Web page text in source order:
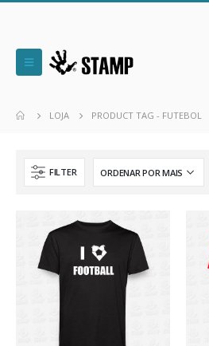
LOJA PRODUCT TAG - FUTEBOL
FILTER